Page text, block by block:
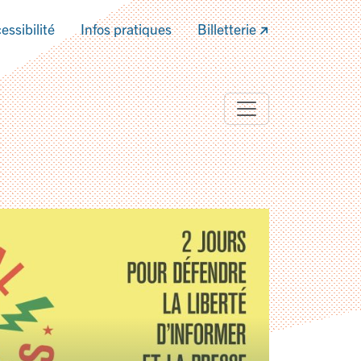
Infos pratiques Billetterie